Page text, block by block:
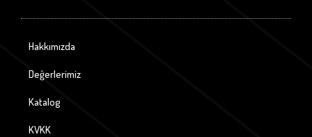
Hakkımızda
Değerlerimiz
Katalog
KVKK